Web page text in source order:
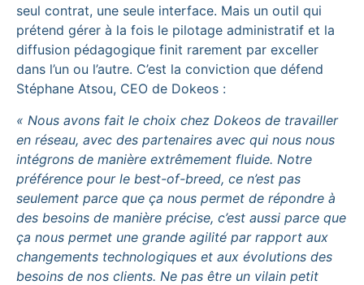
seul contrat, une seule interface. Mais un outil qui
prétend gérer à la fois le pilotage administratif et la
diffusion pédagogique finit rarement par exceller
dans l’un ou l’autre. C’est la conviction que défend
Stéphane Atsou, CEO de Dokeos :
« Nous avons fait le choix chez Dokeos de travailler
en réseau, avec des partenaires avec qui nous nous
intégrons de manière extrêmement fluide. Notre
préférence pour le best-of-breed, ce n’est pas
seulement parce que ça nous permet de répondre à
des besoins de manière précise, c’est aussi parce que
ça nous permet une grande agilité par rapport aux
changements technologiques et aux évolutions des
besoins de nos clients. Ne pas être un vilain petit